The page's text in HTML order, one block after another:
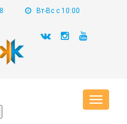
98 Вт-Вс с 10:00
Toggle